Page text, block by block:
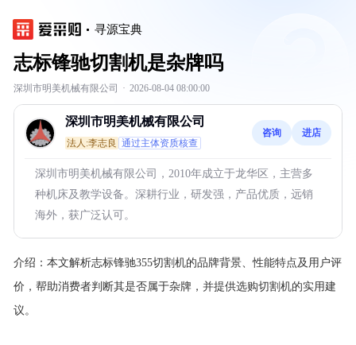
寻源宝典
志标锋驰切割机是杂牌吗
深圳市明美机械有限公司 · 2026-08-04 08:00:00
深圳市明美机械有限公司
法人:李志良 通过主体资质核查
咨询 进店
深圳市明美机械有限公司，2010年成立于龙华区，主营多
种机床及教学设备。深耕行业，研发强，产品优质，远销
海外，获广泛认可。
介绍： 本文解析志标锋驰355切割机的品牌背景、性能特点及用户评
价，帮助消费者判断其是否属于杂牌，并提供选购切割机的实用建
议。